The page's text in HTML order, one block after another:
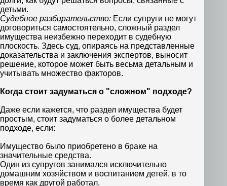
детьми.
Судебное разбирательство: Если супруги не могут
договориться самостоятельно, сложный раздел
имущества неизбежно переходит в судебную
плоскость. Здесь суд, опираясь на представленные
доказательства и заключения экспертов, выносит
решение, которое может быть весьма детальным и
учитывать множество факторов.
Когда стоит задуматься о "сложном" подходе?
Даже если кажется, что раздел имущества будет
простым, стоит задуматься о более детальном
подходе, если:
Имущество было приобретено в браке на
значительные средства.
Один из супругов занимался исключительно
домашним хозяйством и воспитанием детей, в то
время как другой работал.